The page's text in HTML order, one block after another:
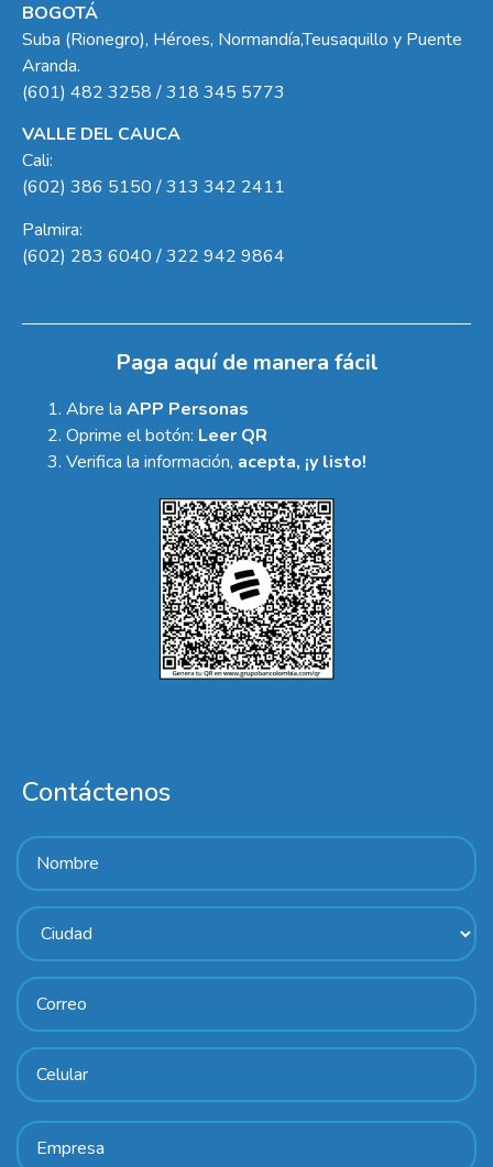
BOGOTÁ
Suba (Rionegro), Héroes, Normandía,Teusaquillo y Puente
Aranda.
(601) 482 3258 / 318 345 5773
VALLE DEL CAUCA
Cali:
(602) 386 5150 / 313 342 2411
Palmira:
(602) 283 6040 / 322 942 9864
Paga aquí de manera fácil
Abre la APP Personas
Oprime el botón: Leer QR
Verifica la información, acepta, ¡y listo!
Contáctenos